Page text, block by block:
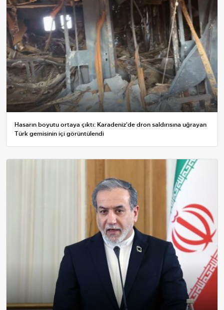
Hasarın boyutu ortaya çıktı: Karadeniz'de dron saldırısına uğrayan
Türk gemisinin içi görüntülendi